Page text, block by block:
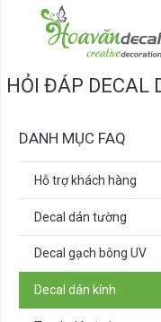
HỎI ĐÁP DECAL
DANH MỤC FAQ
Hỗ trợ khách hàng
Decal dán tường
Decal gạch bông UV
Decal dán kính